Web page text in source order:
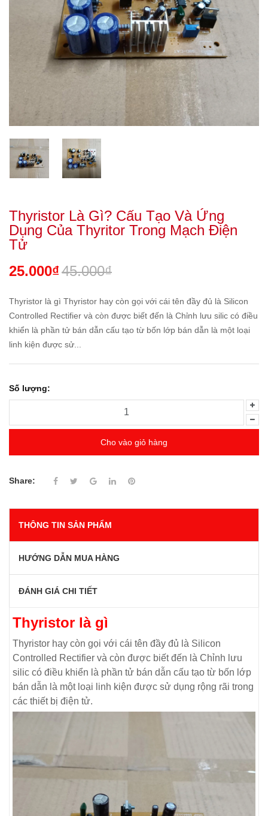
Thyristor Là Gì? Cấu Tạo Và Ứng
Dụng Của Thyritor Trong Mạch Điện
Tử
25.000₫45.000₫
Thyristor là gì Thyristor hay còn gọi với cái tên đầy đủ là Silicon
Controlled Rectifier và còn được biết đến là Chỉnh lưu silic có điều
khiển là phần tử bán dẫn cấu tạo từ bốn lớp bán dẫn là một loại
linh kiện được sử...
Số lượng:
Cho vào giỏ hàng
Share:
THÔNG TIN SẢN PHẨM
HƯỚNG DẪN MUA HÀNG
ĐÁNH GIÁ CHI TIẾT
Thyristor là gì
Thyristor hay còn gọi với cái tên đầy đủ là Silicon
Controlled Rectifier và còn được biết đến là Chỉnh lưu
silic có điều khiển là phần tử bán dẫn cấu tạo từ bốn lớp
bán dẫn là một loại linh kiện được sử dụng rộng rãi trong
các thiết bị điện tử.